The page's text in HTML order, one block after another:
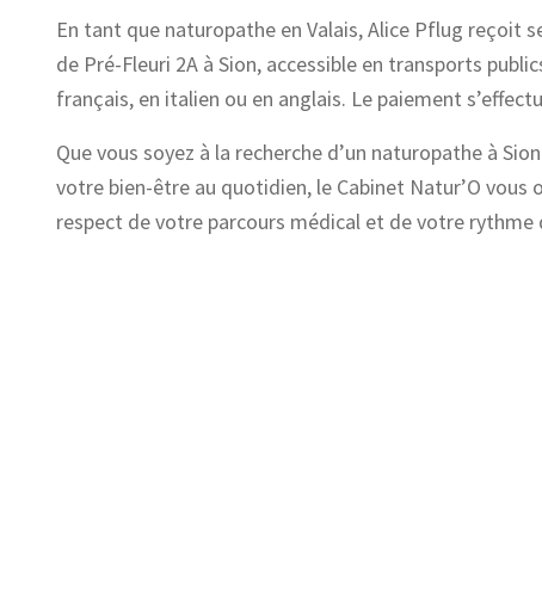
En tant que naturopathe en Valais, Alice Pflug reçoit
de Pré-Fleuri 2A à Sion, accessible en transports
français, en italien ou en anglais. Le paiement
Que vous soyez à la recherche d’un naturopathe à
votre bien-être au quotidien, le Cabinet Natur’O vous
respect de votre parcours médical et de votre rythme